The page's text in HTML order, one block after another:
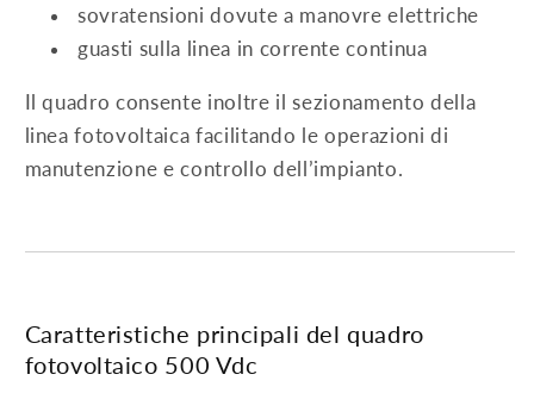
sovratensioni dovute a manovre elettriche
guasti sulla linea in corrente continua
Il quadro consente inoltre il sezionamento della
linea fotovoltaica facilitando le operazioni di
manutenzione e controllo dell’impianto.
Caratteristiche principali del quadro
fotovoltaico 500 Vdc